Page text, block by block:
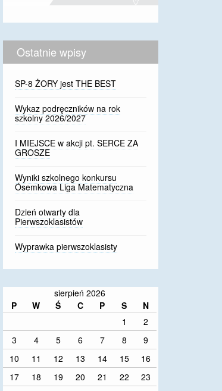
Ostatnie wpisy
SP-8 ŻORY jest THE BEST
Wykaz podręczników na rok
szkolny 2026/2027
I MIEJSCE w akcji pt. SERCE ZA
GROSZE
Wyniki szkolnego konkursu
Ósemkowa Liga Matematyczna
Dzień otwarty dla
Pierwszoklasistów
Wyprawka pierwszoklasisty
sierpień 2026
P
W Ś C P S
N
1
2
3
4 5 6 7 8
9
10
11 12 13 14 15
16
17
18 19 20 21 22
23